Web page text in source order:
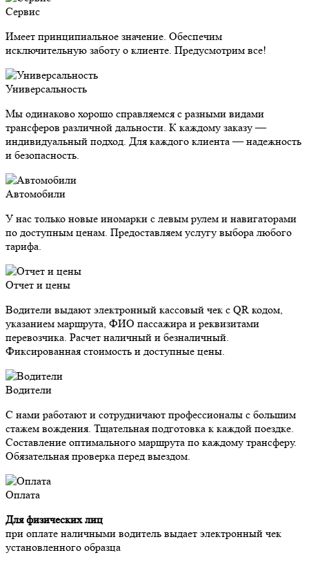
Сервис
Имеет принципиальное значение. Обеспечим
исключительную заботу о клиенте. Предусмотрим все!
Универсальность
Мы одинаково хорошо справляемся с разными видами
трансферов различной дальности. К каждому заказу —
индивидуальный подход. Для каждого клиента — надежность
и безопасность.
Автомобили
У нас только новые иномарки с левым рулем и навигаторами
по доступным ценам. Предоставляем услугу выбора любого
тарифа.
Отчет и цены
Водители выдают электронный кассовый чек с QR кодом,
указанием маршрута, ФИО пассажира и реквизитами
перевозчика. Расчет наличный и безналичный.
Фиксированная стоимость и доступные цены.
Водители
С нами работают и сотрудничают профессионалы с большим
стажем вождения. Тщательная подготовка к каждой поездке.
Составление оптимального маршрута по каждому трансферу.
Обязательная проверка перед выездом.
Оплата
Для физических лиц
при оплате наличными водитель выдает электронный чек
установленного образца